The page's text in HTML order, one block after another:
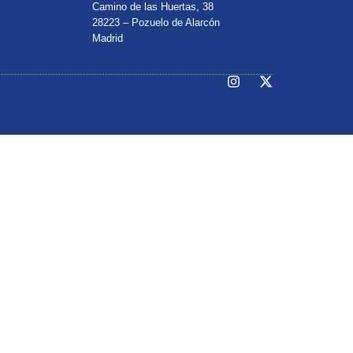
Camino de las Huertas, 38
28223 – Pozuelo de Alarcón
Madrid